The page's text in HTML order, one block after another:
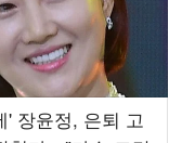
' 장윤정, 은퇴 고